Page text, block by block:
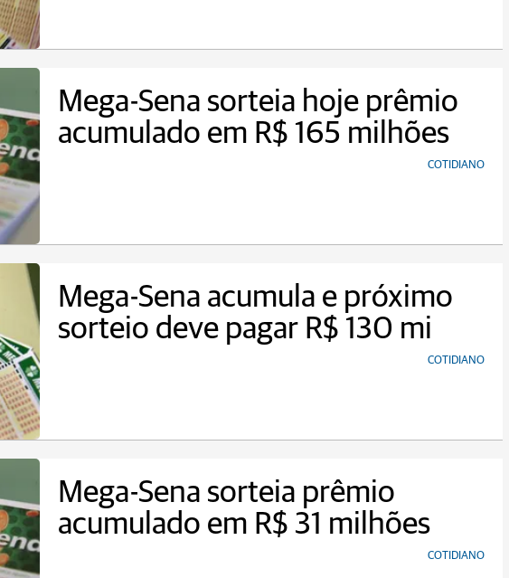
Mega-Sena sorteia hoje prêmio
acumulado em R$ 165 milhões
COTIDIANO
Mega-Sena acumula e próximo
sorteio deve pagar R$ 130 mi
COTIDIANO
Mega-Sena sorteia prêmio
acumulado em R$ 31 milhões
COTIDIANO